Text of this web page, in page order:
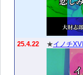
25.4.22 ★イノチXVII